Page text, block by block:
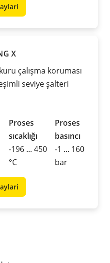
X
çalışma koruması
seviye şalteri
Proses
sıcaklığı
-196 ... 450
°C
Proses
basıncı
-1 ... 160
bar